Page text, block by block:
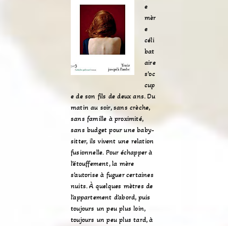
e
mèr
e
céli
bat
aire
s’oc
cup
e de son fils de deux ans. Du
matin au soir, sans crèche,
sans famille à proximité,
sans budget pour une baby-
sitter, ils vivent une relation
fusionnelle. Pour échapper à
l’étouffement, la mère
s’autorise à fuguer certaines
nuits. À quelques mètres de
l’appartement d’abord, puis
toujours un peu plus loin,
toujours un peu plus tard, à